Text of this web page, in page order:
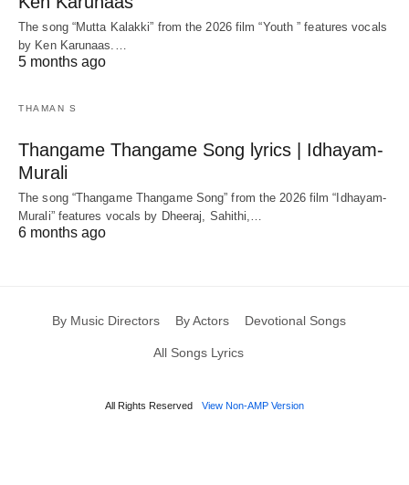
The song “Mutta Kalakki” from the 2026 film “Youth ” features vocals
by Ken Karunaas.…
5 months ago
THAMAN S
Thangame Thangame Song lyrics | Idhayam-
Murali
The song “Thangame Thangame Song” from the 2026 film “Idhayam-
Murali” features vocals by Dheeraj, Sahithi,…
6 months ago
By Music Directors By Actors Devotional Songs
All Songs Lyrics
All Rights Reserved View Non-AMP Version